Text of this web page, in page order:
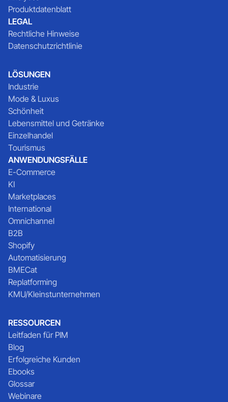
Produktdatenblatt
LEGAL
Rechtliche Hinweise
Datenschutzrichtlinie
LÖSUNGEN
Industrie
Mode & Luxus
Schönheit
Lebensmittel und Getränke
Einzelhandel
Tourismus
ANWENDUNGSFÄLLE
E-Commerce
KI
Marketplaces
International
Omnichannel
B2B
Shopify
Automatisierung
BMECat
Replatforming
KMU/Kleinstunternehmen
RESSOURCEN
Leitfaden für PIM
Blog
Erfolgreiche Kunden
Ebooks
Glossar
Webinare